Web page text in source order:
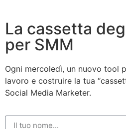
La cassetta
per SMM
Ogni mercoledì, un nuovo tool
lavoro e costruire la tua
Social Media Marketer.